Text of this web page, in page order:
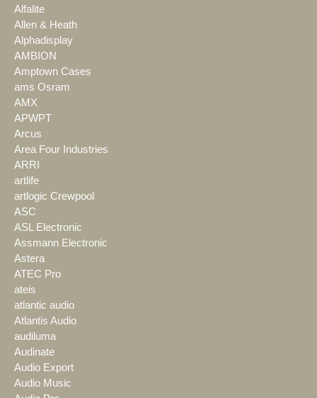
Alfalite
Allen & Heath
Alphadisplay
AMBION
Amptown Cases
ams Osram
AMX
APWPT
Arcus
Area Four Industries
ARRI
artlife
artlogic Crewpool
ASC
ASL Electronic
Assmann Electronic
Astera
ATEC Pro
ateis
atlantic audio
Atlantis Audio
audiluma
Audinate
Audio Export
Audio Music